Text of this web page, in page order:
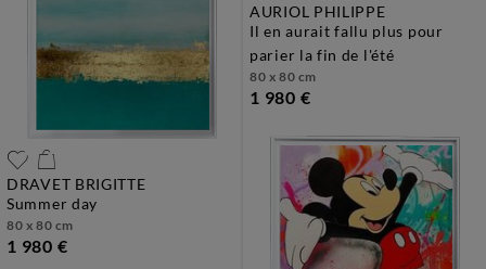
AURIOL PHILIPPE
il en aurait fallu plus pour
parier la fin de l'été
80 x 80 cm
1 980 €
DRAVET BRIGITTE
summer day
80 x 80 cm
1 980 €